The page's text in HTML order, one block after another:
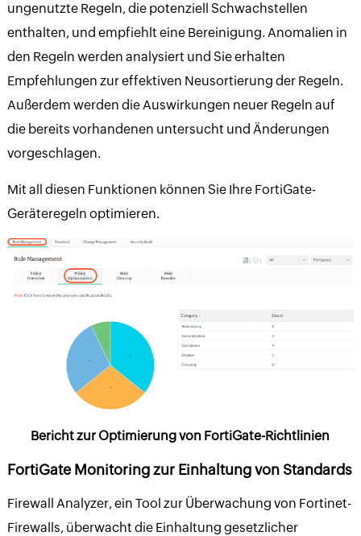
ungenutzte Regeln, die potenziell Schwachstellen
enthalten, und empfiehlt eine Bereinigung. Anomalien in
den Regeln werden analysiert und Sie erhalten
Empfehlungen zur effektiven Neusortierung der Regeln.
Außerdem werden die Auswirkungen neuer Regeln auf
die bereits vorhandenen untersucht und Änderungen
vorgeschlagen.
Mit all diesen Funktionen können Sie Ihre FortiGate-
Geräteregeln optimieren.
Bericht zur Optimierung von FortiGate-Richtlinien
FortiGate Monitoring zur Einhaltung von Standards
Firewall Analyzer, ein Tool zur Überwachung von Fortinet-
Firewalls, überwacht die Einhaltung gesetzlicher